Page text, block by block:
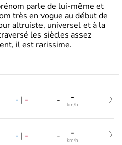
parle de lui-même et
très en vogue au début de
altruiste, universel et à la
les siècles assez
il est rarissime.
- | - - -
km/h
- | - - -
km/h